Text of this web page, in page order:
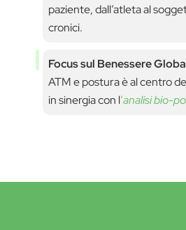
paziente, dall’atleta al
cronici.
Focus sul Benessere
ATM e postura è al centro
in sinergia con l’analisi bio-